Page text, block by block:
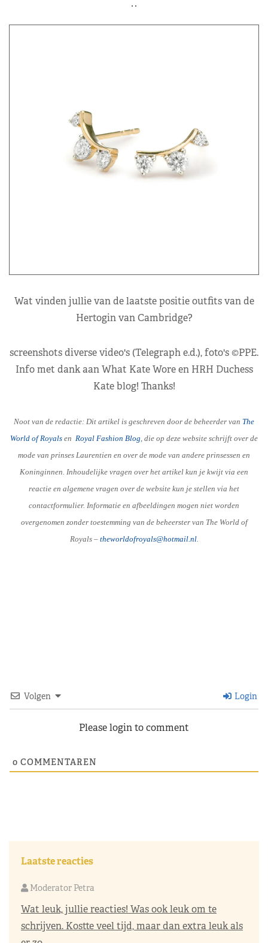
Wat vinden jullie van de laatste positie outfits van de
Hertogin van Cambridge?
screenshots diverse video's (Telegraph e.d.), foto's ©PPE.
Info met dank aan What Kate Wore en HRH Duchess
Kate blog! Thanks!
Noot van de redactie: Dit artikel is geschreven door de beheerder van The
World of Royals en Royal Fashion Blog, die op deze website schrijft over de
mode van prinses Laurentien en over de mode van andere prinsessen en
Koninginnen. Inhoudelijke vragen over het artikel kun je kwijt via een
reactie en algemene vragen over de website kun je stellen via het
contactformulier. Informatie en afbeeldingen mogen niet worden
overgenomen zonder toestemming van de beheerster van The World of
Royals – theworldofroyals@hotmail.nl.
Volgen Login
Please login to comment
0 COMMENTAREN
Laatste reacties
Moderator Petra
Wat leuk, jullie reacties! Was ook leuk om te
schrijven. Kostte veel tijd, maar dan extra leuk als